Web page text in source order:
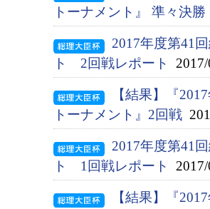
トーナメント』 準々決勝
2017年度第41
ト 2回戦レポート
【結果】『
トーナメント』2回戦
2017年度第41
ト 1回戦レポート
【結果】『